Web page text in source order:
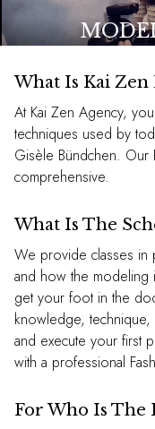
What Is Kai Zen
At Kai Zen Agency,
techniques used by
Gisèle Bündchen. Our
comprehensive.
What Is The
We provide classes in
and how the modeling
get your foot in the
knowledge,
and execute your first
with a professional
For Who Is The